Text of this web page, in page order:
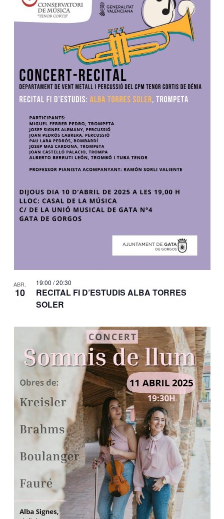
ABR.
10
RECITAL FI D’ESTUDIS ALBA TORRES
SOLER
19:00 / 20:30